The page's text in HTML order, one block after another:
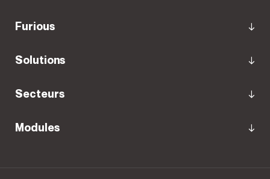
furious
Solutions
Secteurs
Modules